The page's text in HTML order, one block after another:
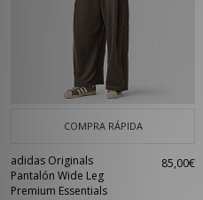
COMPRA RÁPIDA
adidas Originals
Pantalón Wide Leg
Premium Essentials
85,00€